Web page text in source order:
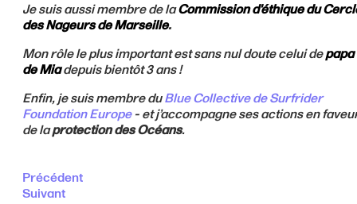
Je suis aussi membre de laCommission d'éthique du
des Nageurs de Marseille.
Mon rôle le plus important est sans nul doute celui depapa
de Miadepuis bientôt 3 ans !
Enfin, je suis membre duBlue Collective de Surfrider
Foundation Europe- et j’accompagne ses actions en
de laprotection des Océans.
Précédent
Suivant